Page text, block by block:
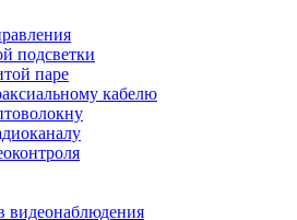
подсветки
паре
кабелю